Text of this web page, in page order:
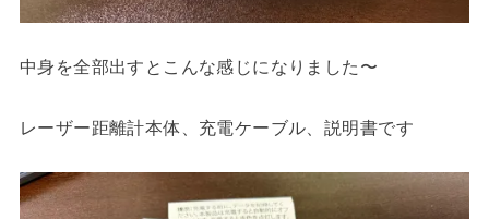
中身を全部出すとこんな感じになりました〜
レーザー距離計本体、充電ケーブル、説明書です